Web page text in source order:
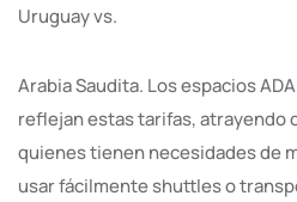
Uruguay vs.
Arabia Saudita. Los espacios
reflejan estas tarifas, atrayendo
quienes tienen necesidades de
usar fácilmente shuttles o